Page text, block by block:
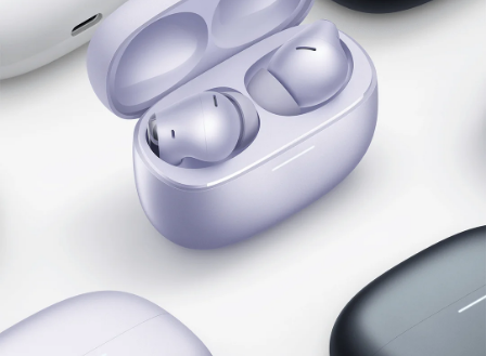
Uz certifikat za bežični zvuk visoke razlučivosti
Redmi Buds 6 Pro podržavaju UHD prijenos uz
LDAC audio kodek i zvuk s iznimno malo
gubitaka za vrhunsku kvalitetu audiozapisa.